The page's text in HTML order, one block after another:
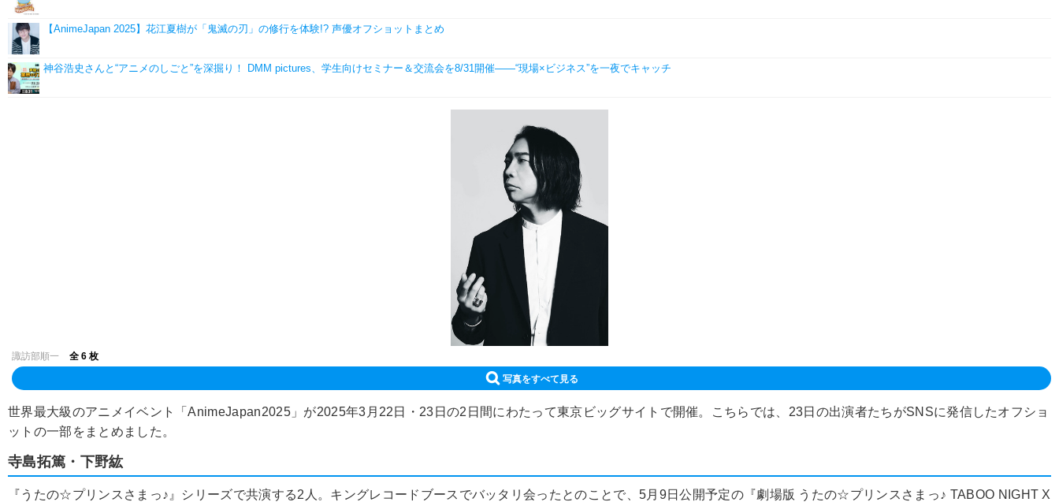
【AnimeJapan 2025】花江夏樹が「鬼滅の刃」の修行を体験!? 声優オフショットまとめ
神谷浩史さんと“アニメのしごと”を深掘り！ DMM pictures、学生向けセミナー＆交流会を8/31開催――“現場×ビジネス”を一夜でキャッチ
諏訪部順一 全 6 枚
写真をすべて見る
世界最大級のアニメイベント「AnimeJapan2025」が2025年3月22日・23日の2日間にわたって東京ビッグサイトで開催。こちらでは、23日の出演者たちがSNSに発信したオフショ
ットの一部をまとめました。
寺島拓篤・下野紘
『うたの☆プリンスさまっ♪』シリーズで共演する2人。キングレコードブースでバッタリ会ったとのことで、5月9日公開予定の『劇場版 うたの☆プリンスさまっ♪ TABOO NIGHT X